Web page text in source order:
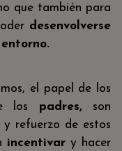
que también para
desenvolverse
el papel de los
los padres, son
y refuerzo de estos
incentivar y hacer